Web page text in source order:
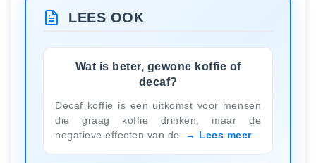
LEES OOK
Wat is beter, gewone koffie of
decaf?
Decaf koffie is een uitkomst voor mensen
die graag koffie drinken, maar de
negatieve effecten van de
Lees meer